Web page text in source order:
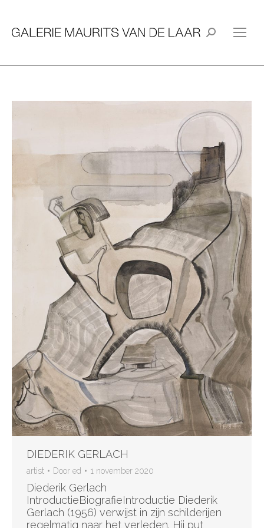
Zoeken:
DIEDERIK GERLACH
artist Door ed 1 november 2020
Diederik Gerlach
IntroductieBiografieIntroductie Diederik
Gerlach (1956) verwijst in zijn schilderijen
regelmatig naar het verleden. Hij put